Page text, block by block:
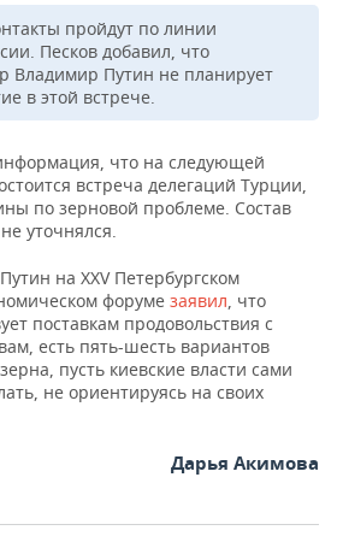
пройдут по линии
Песков добавил, что
Владимир Путин не планирует
в этой встрече.
что на следующей
встреча делегаций Турции,
по зерновой проблеме. Состав
уточнялся.
на XXV Петербургском
форуме заявил, что
поставкам продовольствия с
есть пять-шесть вариантов
пусть киевские власти сами
не ориентируясь на своих
Дарья Акимова